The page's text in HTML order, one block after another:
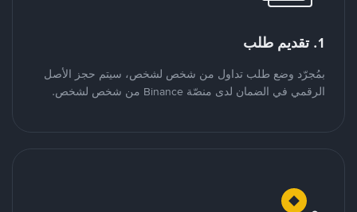
1. تقديم طلب
بمُجرّد وضع طلب تداول من شخص لشخص، سيتم حجز الأصل
الرقمي في الضمان لدى منصّة Binance من شخص لشخص.